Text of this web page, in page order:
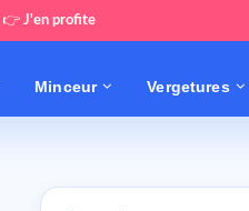
👉 J'en profite
Minceur Vergetures